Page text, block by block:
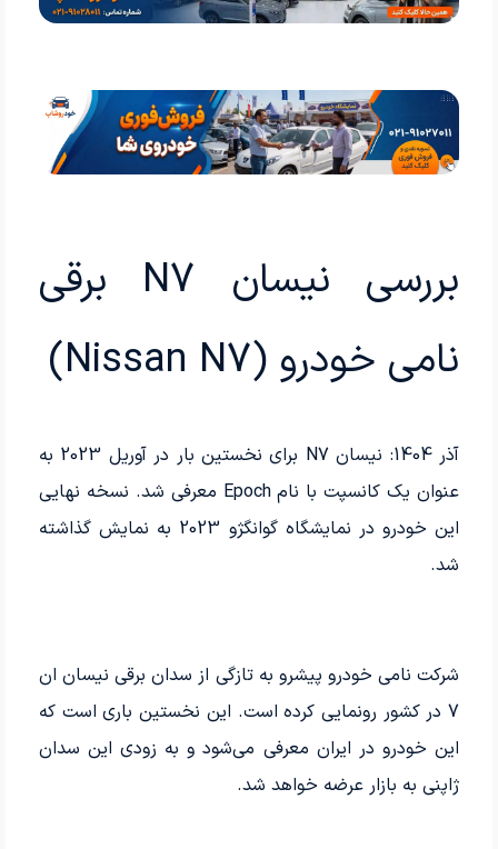
بررسی نیسان N7 برقی
نامی خودرو (Nissan N7)
آذر 1404: نیسان N7 برای نخستین بار در آوریل 2023 به
عنوان یک کانسپت با نام Epoch معرفی شد. نسخه نهایی
این خودرو در نمایشگاه گوانگژو 2023 به نمایش گذاشته
شد.
شرکت نامی خودرو پیشرو به تازگی از سدان برقی نیسان ان
7 در کشور رونمایی کرده است. این نخستین باری است که
این خودرو در ایران معرفی می‌شود و به زودی این سدان
ژاپنی به بازار عرضه خواهد شد.